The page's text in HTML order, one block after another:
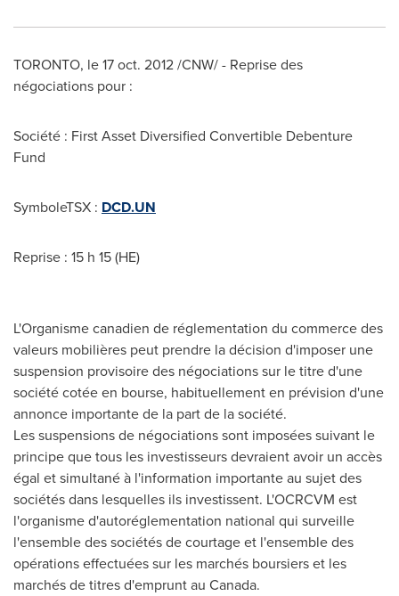
TORONTO, le17 oct. 2012/CNW/ - Reprise des
négociations pour :
Société : First Asset Diversified Convertible Debenture
Fund
SymboleTSX : DCD.UN
Reprise : 15 h 15 (HE)
L'Organisme canadien de réglementation du commerce des
valeurs mobilières peut prendre la décision d'imposer une
suspension provisoire des négociations sur le titre d'une
société cotée en bourse, habituellement en prévision d'une
annonce importante de la part de la société.
Les suspensions de négociations sont imposées suivant le
principe que tous les investisseurs devraient avoir un accès
égal et simultané à l'information importante au sujet des
sociétés dans lesquelles ils investissent. L'OCRCVM est
l'organisme d'autoréglementation national qui surveille
l'ensemble des sociétés de courtage et l'ensemble des
opérations effectuées sur les marchés boursiers et les
marchés de titres d'emprunt au Canada.